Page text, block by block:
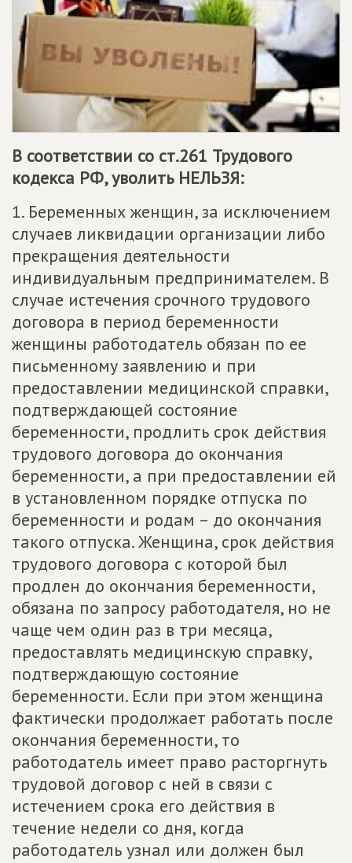
В соответствии со ст.261 Трудового
кодекса РФ, уволить НЕЛЬЗЯ:
1. Беременных женщин, за исключением
случаев ликвидации организации либо
прекращения деятельности
индивидуальным предпринимателем. В
случае истечения срочного трудового
договора в период беременности
женщины работодатель обязан по ее
письменному заявлению и при
предоставлении медицинской справки,
подтверждающей состояние
беременности, продлить срок действия
трудового договора до окончания
беременности, а при предоставлении ей
в установленном порядке отпуска по
беременности и родам – до окончания
такого отпуска. Женщина, срок действия
трудового договора с которой был
продлен до окончания беременности,
обязана по запросу работодателя, но не
чаще чем один раз в три месяца,
предоставлять медицинскую справку,
подтверждающую состояние
беременности. Если при этом женщина
фактически продолжает работать после
окончания беременности, то
работодатель имеет право расторгнуть
трудовой договор с ней в связи с
истечением срока его действия в
течение недели со дня, когда
работодатель узнал или должен был